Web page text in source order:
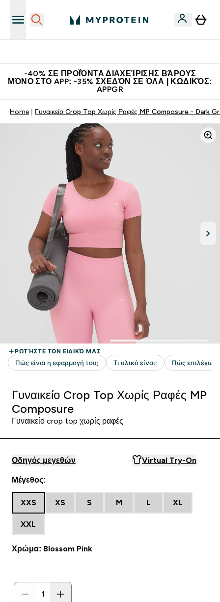
-40% ΣΕ ΠΡΟΪΌΝΤΑ ΔΙΑΧΕΊΡΙΣΗΣ ΒΆΡΟΥΣ
ΜΌΝΟ ΣΤΟ APP: -35% ΣΧΕΔΌΝ ΣΕ ΌΛΑ | ΚΩΔΙΚΌΣ:
APPGR
Home Γυναικείο Crop Top Χωρίς Ραφές MP Composure - Dark
Γυναικείο Crop Top Χωρίς Ραφές MP
Composure
Γυναικείο crop top χωρίς ραφές
Οδηγός μεγεθών Virtual Try-On
Μέγεθος:
XXS XS S M L XL
XXL
Χρώμα: Blossom Pink